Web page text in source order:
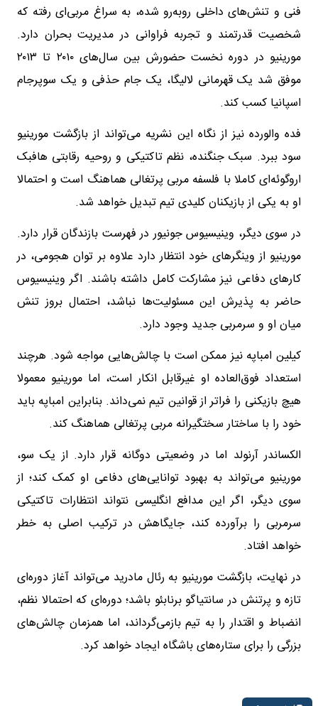
فنی و تنش‌های داخلی روبه‌رو شده، به سراغ مربی‌ای رفته که
شخصیت قدرتمند و تجربه فراوانی در مدیریت بحران دارد.
مورینیو در دوره نخست حضورش بین سال‌های ۲۰۱۰ تا ۲۰۱۳
موفق شد یک قهرمانی لالیگا، یک جام حذفی و یک سوپرجام
اسپانیا کسب کند.
فده والورده نیز از نگاه این نشریه می‌تواند از بازگشت مورینیو
سود ببرد. سبک جنگنده، نظم تاکتیکی و روحیه رقابتی هافبک
اروگوئه‌ای کاملا با فلسفه مربی پرتغالی هماهنگ است و احتمالا
او به یکی از بازیکنان کلیدی تیم تبدیل خواهد شد.
در سوی دیگر، وینیسیوس جونیور در فهرست بازندگان قرار دارد.
مورینیو از وینگرهای خود انتظار دارد علاوه بر توان هجومی، در
کارهای دفاعی نیز مشارکت کامل داشته باشند. اگر وینیسیوس
حاضر به پذیرش این مسئولیت‌ها نباشد، احتمال بروز تنش
میان او و سرمربی جدید وجود دارد.
کیلین امباپه نیز ممکن است با چالش‌هایی مواجه شود. هرچند
استعداد فوق‌العاده او غیرقابل انکار است، اما مورینیو معمولا
هیچ بازیکنی را فراتر از قوانین تیم نمی‌داند. بنابراین امباپه باید
خود را با ساختار سختگیرانه مربی پرتغالی هماهنگ کند.
الکساندر آرنولد اما در وضعیتی دوگانه قرار دارد. از یک سو،
مورینیو می‌تواند به بهبود توانایی‌های دفاعی او کمک کند؛ از
سوی دیگر، اگر این مدافع انگلیسی نتواند انتظارات تاکتیکی
سرمربی را برآورده کند، جایگاهش در ترکیب اصلی به خطر
خواهد افتاد.
در نهایت، بازگشت مورینیو به رئال مادرید می‌تواند آغاز دوره‌ای
تازه و پرتنش در سانتیاگو برنابئو باشد؛ دوره‌ای که احتمالا نظم،
انضباط و اقتدار را به تیم بازمی‌گرداند، اما همزمان چالش‌های
بزرگی را برای ستاره‌های باشگاه ایجاد خواهد کرد.